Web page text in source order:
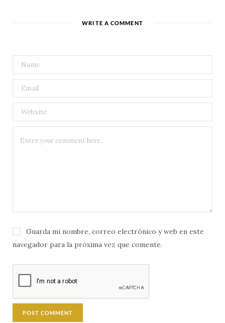
WRITE A COMMENT
Guarda mi nombre, correo electrónico y web en este
navegador para la próxima vez que comente.